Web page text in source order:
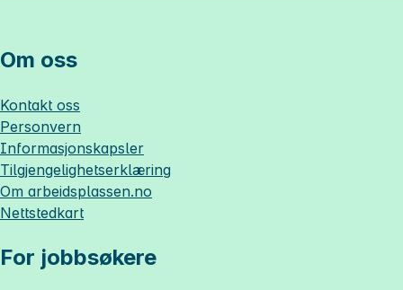
Om oss
Kontakt oss
Personvern
Informasjonskapsler
Tilgjengelighetserklæring
Om arbeidsplassen.no
Nettstedkart
For jobbsøkere